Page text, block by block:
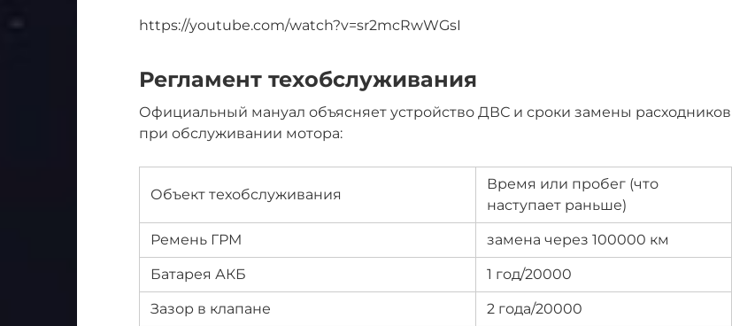
https://youtube.com/watch?v=sr2mcRwWGsI
Регламент техобслуживания
Официальный мануал объясняет устройство ДВС и сроки замены расходников
при обслуживании мотора:
Объект техобслуживания
Время или пробег (что
наступает раньше)
Ремень ГРМ замена через 100000 км
Батарея АКБ 1 год/20000
Зазор в клапане 2 года/20000